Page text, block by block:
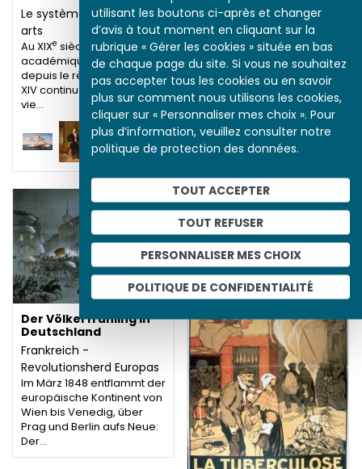
utilisant les boutons ci-après et changer
d’avis à tout moment en cliquant sur la
rubrique « Gérer les cookies » située en bas
de chaque page du site. Si vous ne souhaitez
pas accepter tous les cookies ou en savoir
plus sur comment nous utilisons les cookies,
cliquer sur « Personnaliser mes choix ». Pour
plus d’information, veuillez consulter notre
politique de protection des données.
TOUT ACCEPTER
TOUT REFUSER
PERSONNALISER MES CHOIX
POLITIQUE DE CONFIDENTIALITÉ
Le système des beaux-
arts
Au XIXe siècle, le système
académique en place
depuis le règne de Louis
XIV continue à régenter la
vie…
Nattier et le portrait
en toute intimité de
Marie Leszczynska
Marie-Charlotte-Sophie-
fille du roi détrôné de
Pologne, Stanislas
Leszczynski. Née en 1703,
elle est mariée en 1725 à…
Der Völkerfrühling in
Deutschland
Frankreich -
Revolutionsherd Europas
Im März 1848 entflammt der
europäische Kontinent von
Wien bis Venedig, über
Prag und Berlin aufs Neue:
Der…